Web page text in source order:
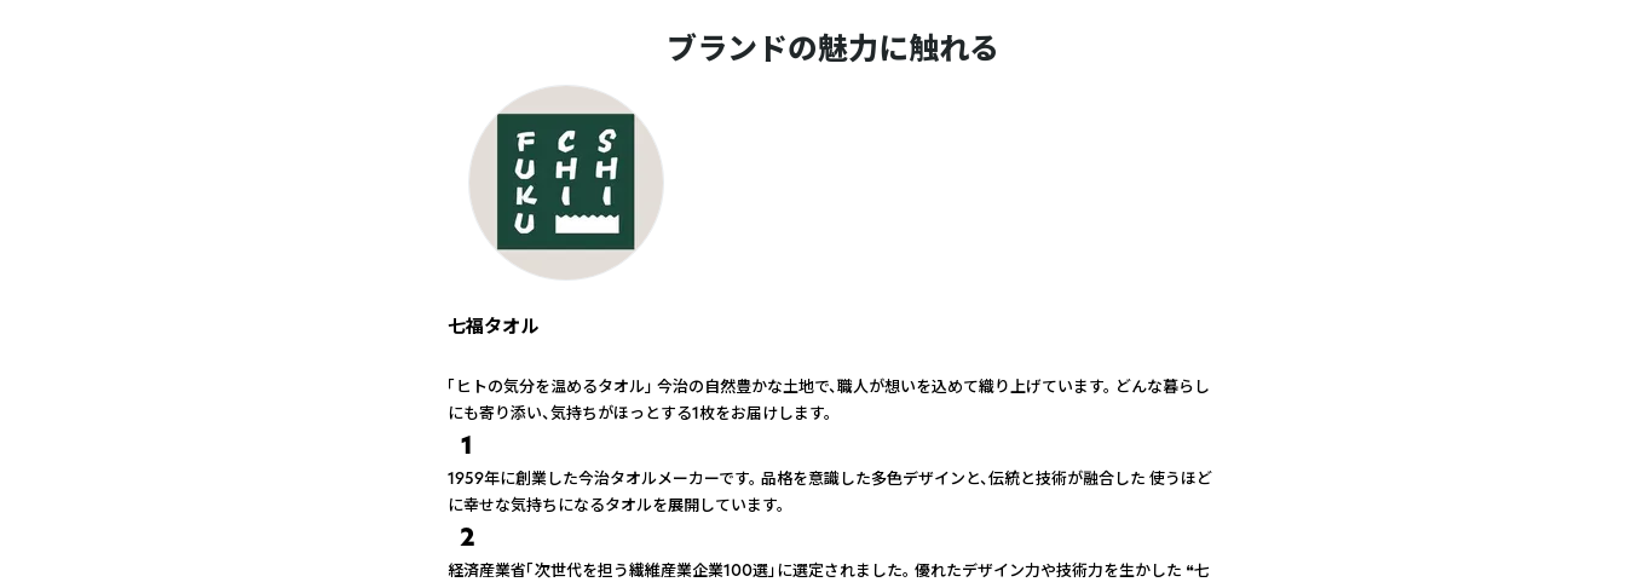
ブランドの魅力に触れる
七福タオル
「ヒトの気分を温めるタオル」 今治の自然豊かな土地で、職人が想いを込めて織り上げています。 どんな暮らし
にも寄り添い、気持ちがほっとする1枚をお届けします。
1
1959年に創業した今治タオルメーカーです。 品格を意識した多色デザインと、伝統と技術が融合した 使うほど
に幸せな気持ちになるタオルを展開しています。
2
経済産業省「次世代を担う繊維産業企業100選」に選定されました。 優れたデザイン力や技術力を生かした ❝七